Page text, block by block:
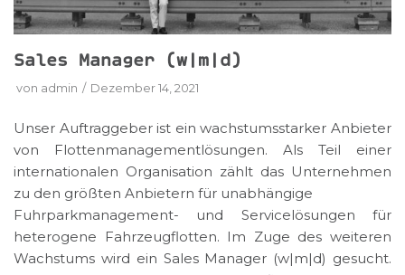
Sales Manager (w|m|d)
von admin Dezember 14, 2021
Unser Auftraggeber ist ein wachstumsstarker Anbieter
von Flottenmanagementlösungen. Als Teil einer
internationalen Organisation zählt das Unternehmen
zu den größten Anbietern für unabhängige
Fuhrparkmanagement- und Servicelösungen für
heterogene Fahrzeugflotten. Im Zuge des weiteren
Wachstums wird ein Sales Manager (w|m|d) gesucht.